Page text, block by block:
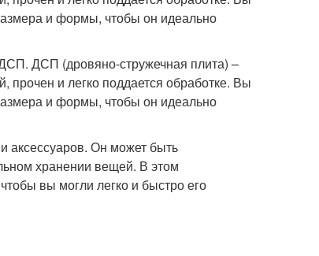
и формы, чтобы он идеально
ДСП (дровяно-стружечная плита) –
прочен и легко поддается обработке. Вы
и формы, чтобы он идеально
аксессуаров. Он может быть
хранении вещей. В этом
вы могли легко и быстро его